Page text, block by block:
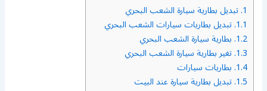
1. تبديل بطارية سيارة الشعب البحري
1.1. تبديل بطاريات سيارات الشعب البحري
1.2. بطارية سيارة الشعب البحري
1.3. تغير بطارية سيارة الشعب البحري
1.4. بطاريات سيارات
1.5. تبديل بطارية سيارة عند البيت